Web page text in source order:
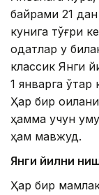
байрами 21
кунига тўғри
одатлар у
классик Янги
1 январга
Ҳар бир
ҳамма учун
ҳам мавжуд.
Янги йилни
Ҳар бир